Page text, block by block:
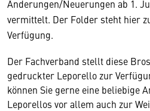
Änderungen/Neuerungen ab 1.
vermittelt. Der Folder steht hier
Verfügung.
Der Fachverband stellt diese
gedruckter Leporello zur
können Sie gerne eine beliebige
Leporellos vor allem auch zur